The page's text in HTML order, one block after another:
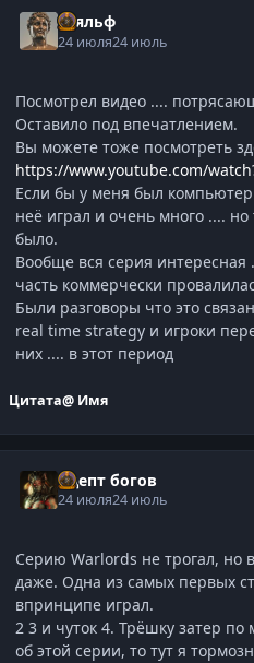
Тьяльф
24 июля24 июль
Посмотрел видео ....
Оставило под впечатлением.
Вы можете тоже посмотреть
https://www.youtube.com/
Если бы у меня был
неё играл и очень много ....
было.
Вообще вся серия интересная
часть коммерчески
Были разговоры что это
real time strategy и игроки
них .... в этот период
Цитата@ Имя
Адепт богов
24 июля24 июль
Серию Warlords не трогал, но
даже. Одна из самых первых
впринципе играл.
2 3 и чуток 4. Трёшку затер по
об этой серии, то тут я